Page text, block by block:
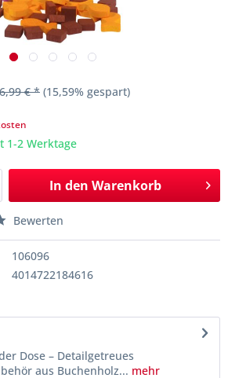
6,99 € * (15,59% gespart)
1-2 Werktage
In den Warenkorb
Bewerten
106096
4014722184616
Dose – Detailgetreues
aus Buchenholz... mehr